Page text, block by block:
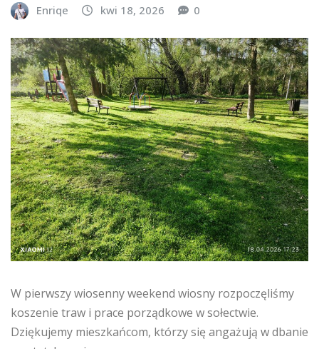
Enriqe kwi 18, 2026 0
W pierwszy wiosenny weekend wiosny rozpoczęliśmy
koszenie traw i prace porządkowe w sołectwie.
Dziękujemy mieszkańcom, którzy się angażują w dbanie